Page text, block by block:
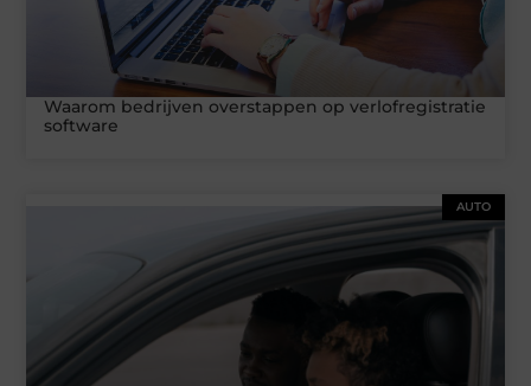
Waarom bedrijven overstappen op verlofregistratie
software
AUTO